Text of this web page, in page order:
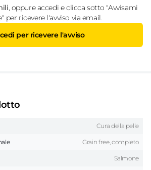
, oppure accedi e clicca sotto "Avvisami
per ricevere l'avviso via email.
per ricevere l'avviso
Cura della pelle
Grain free, completo
Salmone